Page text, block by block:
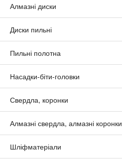
Алмазні диски
Диски пильні
Пильні полотна
Насадки-біти-головки
Свердла, коронки
Алмазні свердла, алмазні коронки
Шліфматеріали